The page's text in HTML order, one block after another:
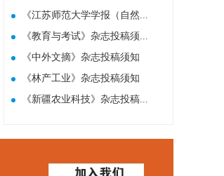
《江苏师范大学学报（自然...
《教育与考试》杂志投稿须...
《中外文摘》杂志投稿须知
《林产工业》杂志投稿须知
《新疆农业科技》杂志投稿...